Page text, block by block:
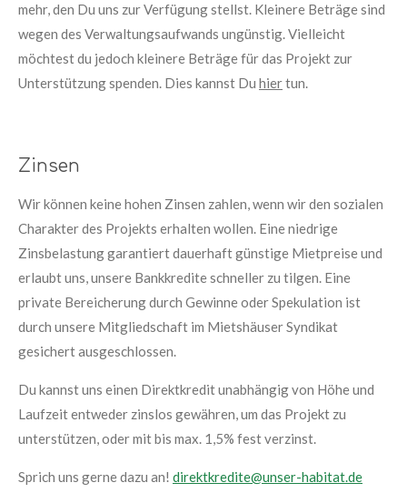
mehr, den Du uns zur Verfügung stellst. Kleinere Beträge sind
wegen des Verwaltungsaufwands ungünstig. Vielleicht
möchtest du jedoch kleinere Beträge für das Projekt zur
Unterstützung spenden. Dies kannst Du hiertun.
Zinsen
Wir können keine hohen Zinsen zahlen, wenn wir den sozialen
Charakter des Projekts erhalten wollen. Eine niedrige
Zinsbelastung garantiert dauerhaft günstige Mietpreise und
erlaubt uns, unsere Bankkredite schneller zu tilgen. Eine
private Bereicherung durch Gewinne oder Spekulation ist
durch unsere Mitgliedschaft im Mietshäuser Syndikat
gesichert ausgeschlossen.
Du kannst uns einen Direktkredit unabhängig von Höhe und
Laufzeit entweder zinslos gewähren, um das Projekt zu
unterstützen, oder mit bis max. 1,5% fest verzinst.
Sprich uns gerne dazu an! direktkredite@unser-habitat.de